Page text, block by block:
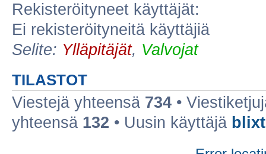
Rekisteröityneet käyttäjät:
Ei rekisteröityneitä käyttäjiä
Selite: Ylläpitäjät, Valvojat
TILASTOT
Viestejä yhteensä 734 •
yhteensä 132 • Uusin käyttäjä blixt